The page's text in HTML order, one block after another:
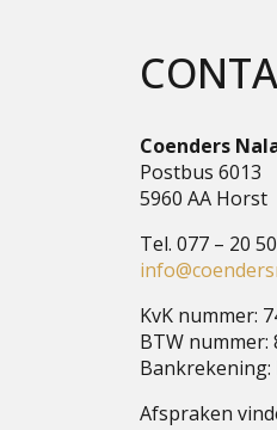
Coenders
Postbus 6013
5960 AA Horst
Tel. 077 – 20
KvK nummer:
BTW nummer:
Bankrekening:
Afspraken